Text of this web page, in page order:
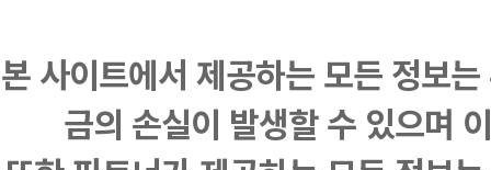
본 사이트에서 제공하는 모든 정보
금의 손실이 발생할 수 있으며